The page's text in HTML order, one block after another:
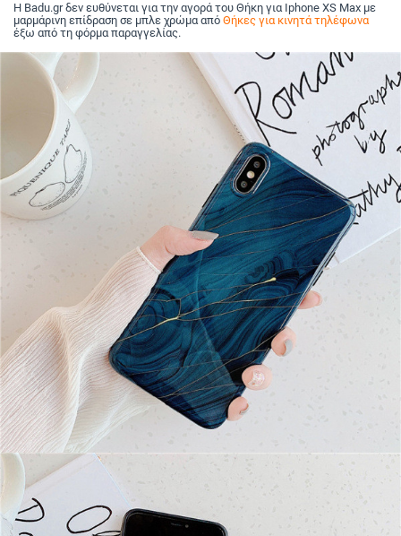
Η Badu.gr δεν ευθύνεται για την αγορά του Θήκη για Iphone XS Max με
μαρμάρινη επίδραση σε μπλε χρώμα από Θήκες για κινητά τηλέφωνα
έξω από τη φόρμα παραγγελίας.